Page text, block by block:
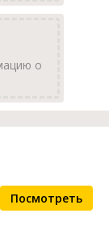
о
Посмотреть